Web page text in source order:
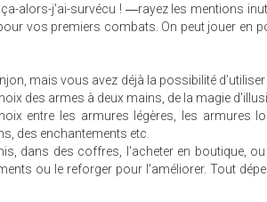
alors-j'ai-survécu ! ―rayez les mentions
vos premiers combats. On peut jouer en
mais vous avez déjà la possibilité
des armes à deux mains, de la magie
entre les armures légères, les armures
des enchantements etc.
dans des coffres, l'acheter en boutique,
ou le reforger pour l'améliorer. Tout